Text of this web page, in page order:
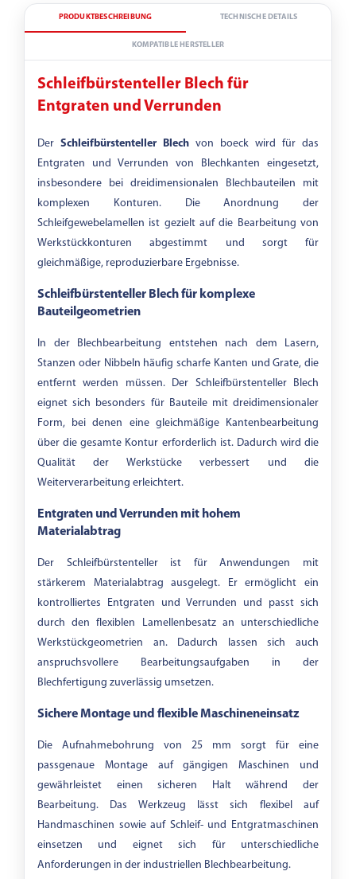
▾
Besatzausführung
+
Körnung
-
PRODUKTBESCHREIBUNG TECHNISCHE DETAILS
KOMPATIBLE HERSTELLER
Schleifbürstenteller Blech für
Entgraten und Verrunden
Der Schleifbürstenteller Blech von boeck wird für das
Entgraten und Verrunden von Blechkanten eingesetzt,
insbesondere bei dreidimensionalen Blechbauteilen mit
komplexen Konturen. Die Anordnung der
Schleifgewebelamellen ist gezielt auf die Bearbeitung von
Werkstückkonturen abgestimmt und sorgt für
gleichmäßige, reproduzierbare Ergebnisse.
Schleifbürstenteller Blech für komplexe
Bauteilgeometrien
In der Blechbearbeitung entstehen nach dem Lasern,
Stanzen oder Nibbeln häufig scharfe Kanten und Grate, die
entfernt werden müssen. Der Schleifbürstenteller Blech
eignet sich besonders für Bauteile mit dreidimensionaler
Form, bei denen eine gleichmäßige Kantenbearbeitung
über die gesamte Kontur erforderlich ist. Dadurch wird die
Qualität der Werkstücke verbessert und die
Weiterverarbeitung erleichtert.
Entgraten und Verrunden mit hohem
Materialabtrag
Der Schleifbürstenteller ist für Anwendungen mit
stärkerem Materialabtrag ausgelegt. Er ermöglicht ein
kontrolliertes Entgraten und Verrunden und passt sich
durch den flexiblen Lamellenbesatz an unterschiedliche
Werkstückgeometrien an. Dadurch lassen sich auch
anspruchsvollere Bearbeitungsaufgaben in der
Blechfertigung zuverlässig umsetzen.
Sichere Montage und flexible Maschineneinsatz
Die Aufnahmebohrung von 25 mm sorgt für eine
passgenaue Montage auf gängigen Maschinen und
gewährleistet einen sicheren Halt während der
Bearbeitung. Das Werkzeug lässt sich flexibel auf
Handmaschinen sowie auf Schleif- und Entgratmaschinen
einsetzen und eignet sich für unterschiedliche
Anforderungen in der industriellen Blechbearbeitung.